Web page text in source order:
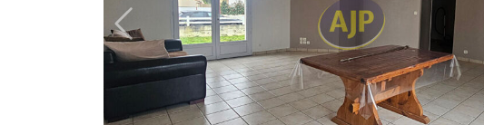
Previous